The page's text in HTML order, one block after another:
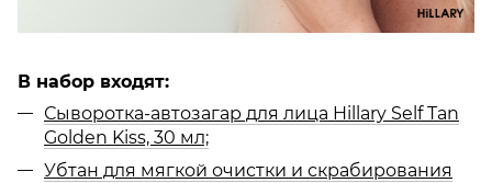
В набор входят:
Сыворотка-автозагар для лица Hillary Self Tan
Golden Kiss, 30 мл;
Убтан для мягкой очистки и скрабирования